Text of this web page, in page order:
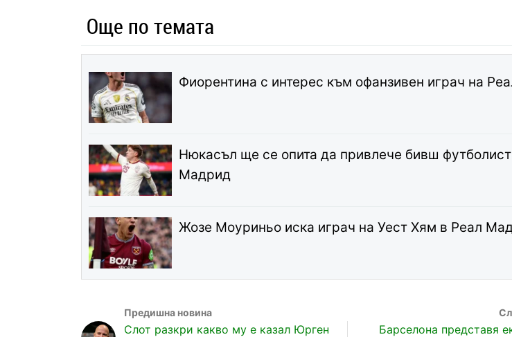
Още по темата
Фиорентина с интерес към офанзивен играч на
Нюкасъл ще се опита да привлече бивш
Мадрид
Жозе Моуриньо иска играч на Уест Хям в Реал
Слот разкри какво му е казал Юрген
Барселона представя